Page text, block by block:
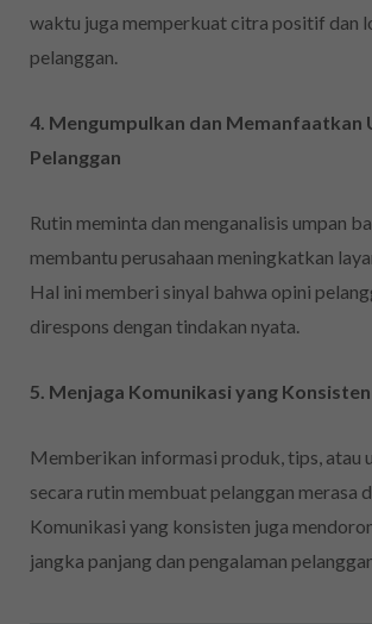
waktu juga memperkuat citra positif dan
pelanggan.
4. Mengumpulkan dan Memanfaatkan
Pelanggan
Rutin meminta dan menganalisis umpan
membantu perusahaan meningkatkan
Hal ini memberi sinyal bahwa opini
direspons dengan tindakan nyata.
5. Menjaga Komunikasi yang Konsisten
Memberikan informasi produk, tips, atau
secara rutin membuat pelanggan merasa
Komunikasi yang konsisten juga
jangka panjang dan pengalaman